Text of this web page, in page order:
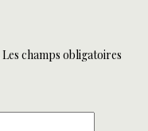
Les champs obligatoires